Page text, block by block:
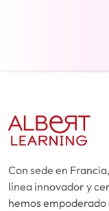
Con sede en
línea innovador y
hemos